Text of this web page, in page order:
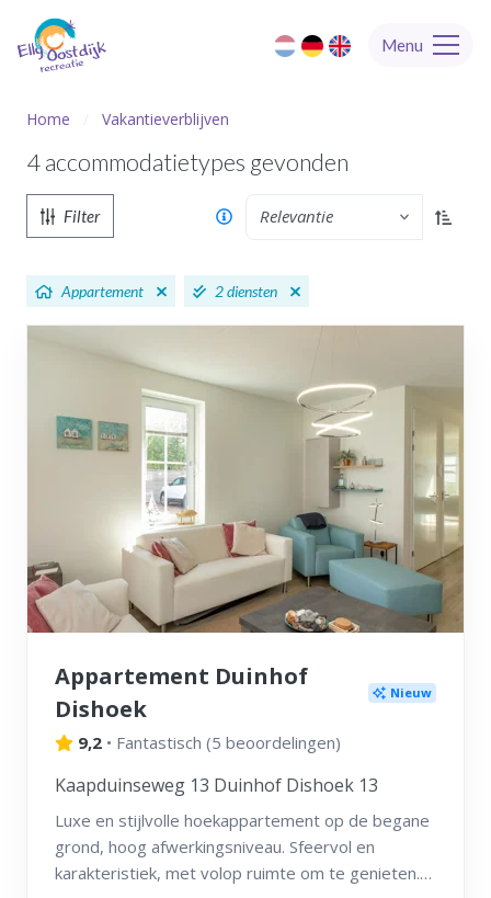
Menu
Home Vakantieverblijven
4 accommodatietypes gevonden
Filter Relevantie
Appartement 2 diensten
Appartement Duinhof
Dishoek
Nieuw
9,2 • Fantastisch (5 beoordelingen)
Kaapduinseweg 13 Duinhof Dishoek 13
Luxe en stijlvolle hoekappartement op de begane
grond, hoog afwerkingsniveau. Sfeervol en
karakteristiek, met volop ruimte om te genieten.